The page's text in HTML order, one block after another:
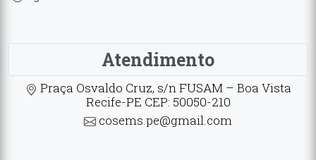
Atendimento
Praça Osvaldo Cruz, s/n FUSAM – Boa Vista
Recife-PE CEP: 50050-210
cosems.pe@gmail.com